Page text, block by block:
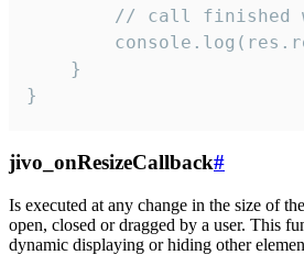
// call finished
    }
}
jivo_onResizeCallback#
Is executed at any change in the size of
open, closed or dragged by a user. This
dynamic displaying or hiding other